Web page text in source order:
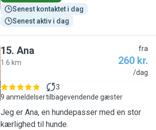
Senest kontaktet i dag
Senest aktiv i dag
15. Ana
1.6 km
fra
260 kr.
/dag
9 anmeldelser
3
tilbagevendende gæster
Jeg er Ana, en hundepasser med en stor
kærlighed til hunde.